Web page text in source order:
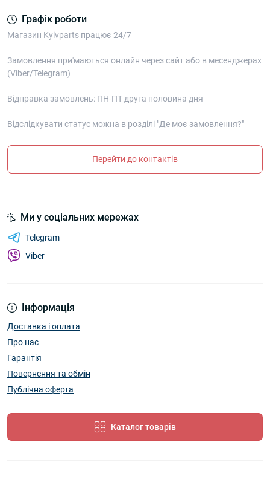
Графік роботи
Магазин Kyivparts працює 24/7
Замовлення при'маються онлайн через сайт або в месенджерах
(Viber/Telegram)
Відправка замовлень: ПН-ПТ друга половина дня
Відслідкувати статус можна в розділі "Де моє замовлення?"
Перейти до контактів
Інформація
Доставка і оплата
Про нас
Гарантія
Повернення та обмін
Публічна оферта
Каталог товарів
Ми у соціальних мережах
Telegram
Viber